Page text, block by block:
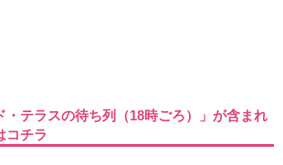
・テラスの待ち列（18時ごろ）」が含まれ
コチラ